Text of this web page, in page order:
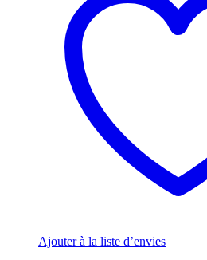
Ajouter à la liste d’envies